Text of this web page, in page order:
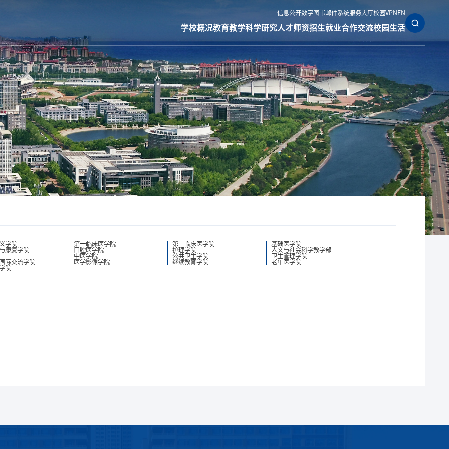
信息公开数字图书邮件系统服务大厅校园VPN EN
学校概况教育教学科学研究人才师资招生就业合作交流校园生活
学院 第一临床医学院 第二临床医学院
基础医学院
康复学院
口腔医学院 护理学院
人文与社会科学教学部
中医学院
公共卫生学院
卫生管理学院
际交流学院
医学影像学院 继续教育学院
老年医学院
院